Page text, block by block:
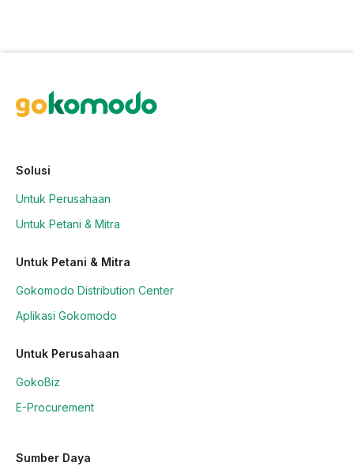
Solusi
Untuk Perusahaan
Untuk Petani & Mitra
Untuk Petani & Mitra
Gokomodo Distribution Center
Aplikasi Gokomodo
Untuk Perusahaan
GokoBiz
E-Procurement
Sumber Daya